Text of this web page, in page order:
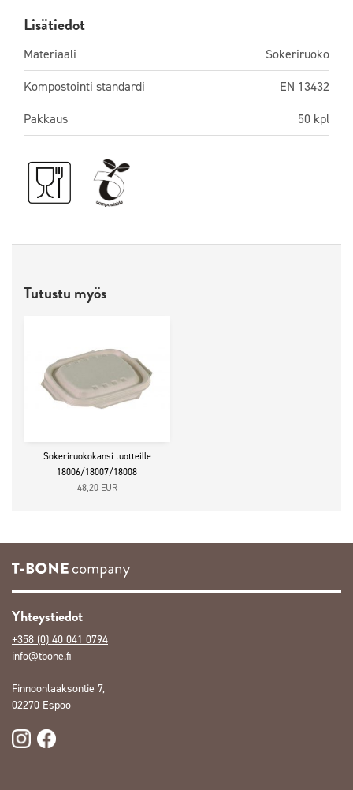
Lisätiedot
Materiaali
Sokeriruoko
Kompostointi standardi
EN 13432
Pakkaus
50 kpl
Tutustu myös
Sokeriruokokansi tuotteille
18006/18007/18008
48,20 EUR
Yhteystiedot
+358 (0) 40 041 0794
info@tbone.fi
Finnoonlaaksontie 7,
02270 Espoo